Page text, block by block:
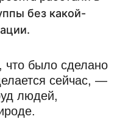
без какой-
что было сделано
сейчас, —
людей,